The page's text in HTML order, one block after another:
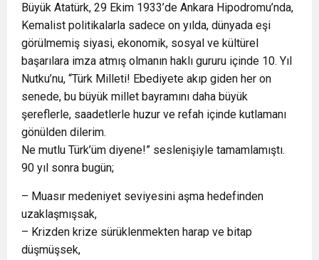
Büyük Atatürk, 29 Ekim 1933’de Ankara Hipodromu’nda,
Kemalist politikalarla sadece on yılda, dünyada eşi
görülmemiş siyasi, ekonomik, sosyal ve kültürel
başarılara imza atmış olmanın haklı gururu içinde 10. Yıl
Nutku’nu, “Türk Milleti! Ebediyete akıp giden her on
senede, bu büyük millet bayramını daha büyük
şereflerle, saadetlerle huzur ve refah içinde kutlamanı
gönülden dilerim.
Ne mutlu Türk’üm diyene!” seslenişiyle tamamlamıştı.
90 yıl sonra bugün;
– Muasır medeniyet seviyesini aşma hedefinden
uzaklaşmışsak,
– Krizden krize sürüklenmekten harap ve bitap
düşmüşsek,